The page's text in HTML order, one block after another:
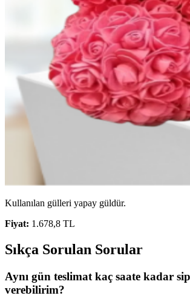
Kullanılan gülleri yapay güldür.
Fiyat: 1.678,8 TL
Sıkça Sorulan Sorular
Aynı gün teslimat kaç saate kadar
verebilirim?